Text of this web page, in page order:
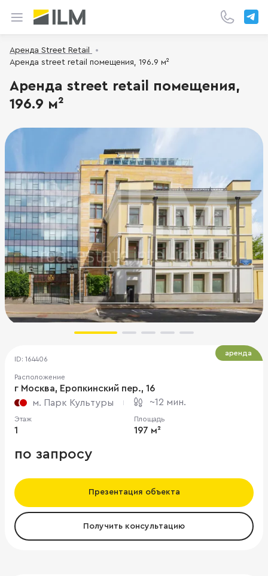
Аренда Street Retail
Аренда street retail помещения, 196.9 м²
Аренда street retail помещения,
196.9 м²
ID: 164406
Расположение
г Москва, Еропкинский пер., 16
м. Парк Культуры
~12 мин.
Этаж
1
Площадь
197 м²
по запросу
Презентация объекта
Получить консультацию
аренда